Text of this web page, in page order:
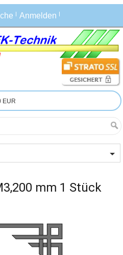
Anmelden
EUR
mm 1 Stück